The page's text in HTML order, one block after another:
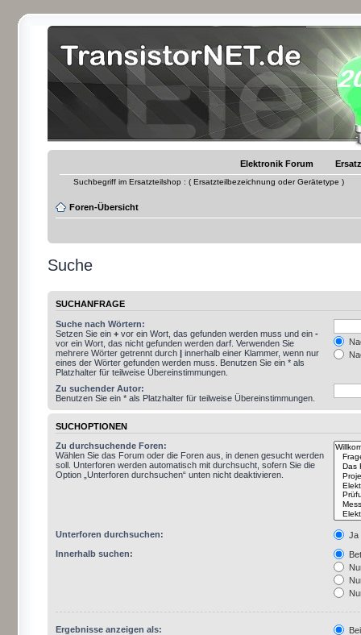
Elektronik Forum
Suchbegriff im Ersatzteilshop : ( Ersatzteilbezeichnung oder Gerätetype )
Foren-Übersicht
Suche
SUCHANFRAGE
Suche nach Wörtern:
Setzen Sie ein + vor ein Wort, das gefunden werden muss und ein -
vor ein Wort, das nicht gefunden werden darf. Verwenden Sie
mehrere Wörter getrennt durch | innerhalb einer Klammer, wenn nur
eines der Wörter gefunden werden muss. Benutzen Sie ein * als
Platzhalter für teilweise Übereinstimmungen.
Zu suchender Autor:
Benutzen Sie ein * als Platzhalter für teilweise Übereinstimmungen.
SUCHOPTIONEN
Zu durchsuchende Foren:
Wählen Sie das Forum oder die Foren aus, in denen gesucht werden
soll. Unterforen werden automatisch mit durchsucht, sofern Sie die
Option „Unterforen durchsuchen“ unten nicht deaktivieren.
Unterforen durchsuchen:
Ja
Innerhalb suchen:
Ergebnisse anzeigen als: